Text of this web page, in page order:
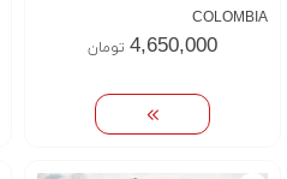
COLOMBIA
4,650,000 تومان